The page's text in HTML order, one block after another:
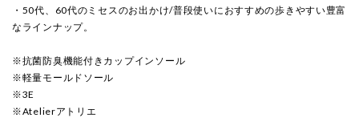
・50代、60代のミセスのお出かけ/普段使いにおすすめの歩きやすい豊富
なラインナップ。
※抗菌防臭機能付きカップインソール
※軽量モールドソール
※3E
※Atelierアトリエ